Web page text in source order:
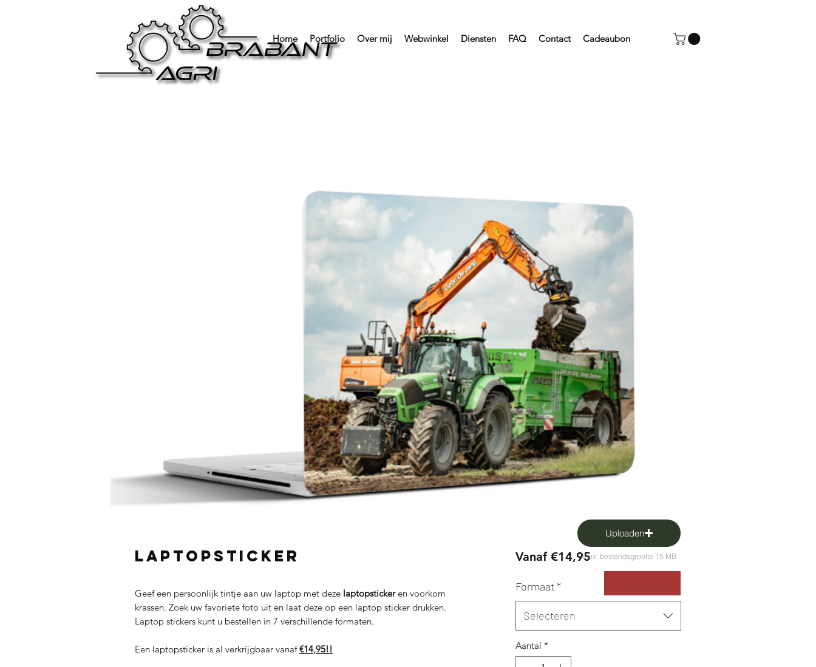
Home Portfolio Over mij Webwinkel Diensten FAQ Contact Cadeaubon
Laptopsticker
Geef een persoonlijk tintje aan uw laptop met deze laptopstickeren voorkom
krassen. Zoek uw favoriete foto uit en laat deze op een laptop sticker drukken.
Laptop stickers kunt u bestellen in 7 verschillende formaten.
Een laptopsticker is al verkrijgbaar vanaf€14,95!!
Vanaf €14,95Verkoopprijs
Formaat*
Selecteren
Aantal *
Uploaden
max. bestandsgrootte 15 MB